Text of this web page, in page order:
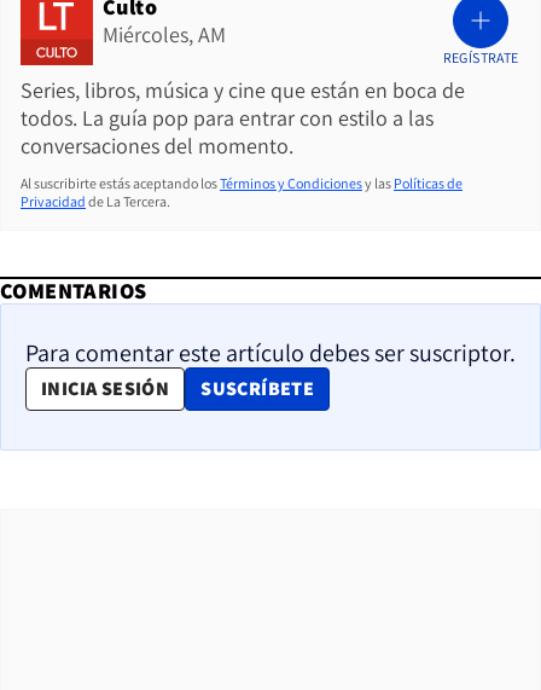
Culto
Miércoles, AM
Series, libros, música y cine que están en boca de
todos. La guía pop para entrar con estilo a las
conversaciones del momento.
REGÍSTRATE
Al suscribirte estás aceptando losTérminos y Condicionesy las Políticas de
Privacidad de La Tercera.
COMENTARIOS
Para comentar este artículo debes ser suscriptor.
INICIA SESIÓN SUSCRÍBETE
OPENS IN NEW WINDOW